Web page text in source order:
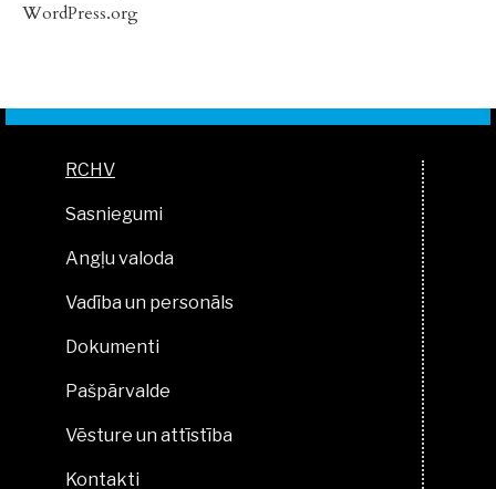
WordPress.org
RCHV
Sasniegumi
Angļu valoda
Vadība un personāls
Dokumenti
Pašpārvalde
Vēsture un attīstība
Kontakti